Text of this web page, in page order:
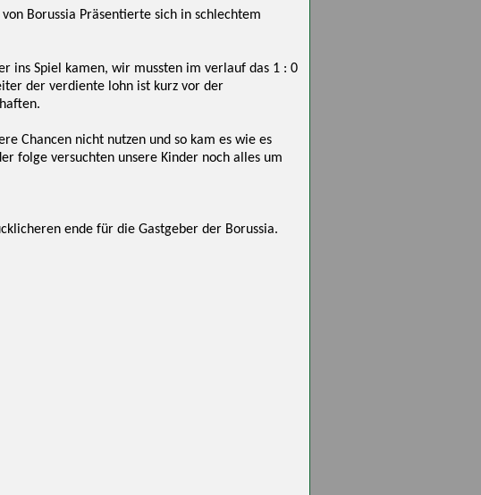
Borussia Präsentierte sich in schlechtem
ins Spiel kamen, wir mussten im verlauf das 1 : 0
der verdiente lohn ist kurz vor der
Chancen nicht nutzen und so kam es wie es
folge versuchten unsere Kinder noch alles um
ende für die Gastgeber der Borussia.